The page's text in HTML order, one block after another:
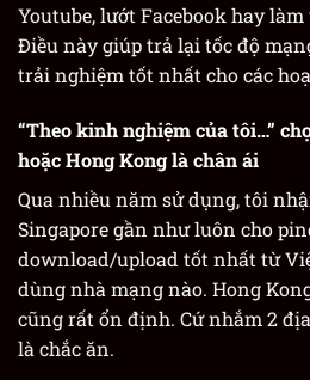
Youtube, lướt Facebook hay làm
Điều này giúp trả lại tốc độ
trải nghiệm tốt nhất cho các
“Theo kinh nghiệm của tôi…”
hoặc Hong Kong là chân ái
Qua nhiều năm sử dụng, tôi
Singapore gần như luôn cho
download/upload tốt nhất từ
dùng nhà mạng nào. Hong
cũng rất ổn định. Cứ nhắm 2
là chắc ăn.